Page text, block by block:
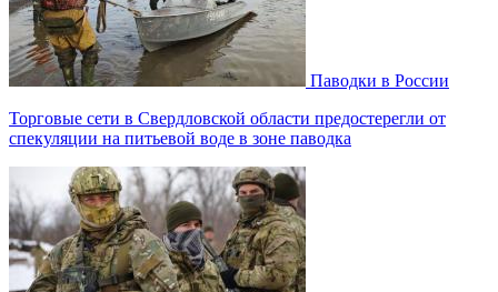
Паводки в России
Торговые сети в Свердловской области предостерегли от
спекуляции на питьевой воде в зоне паводка